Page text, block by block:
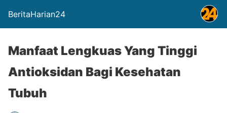
BeritaHarian24
Manfaat Lengkuas Yang Tinggi
Antioksidan Bagi Kesehatan
Tubuh